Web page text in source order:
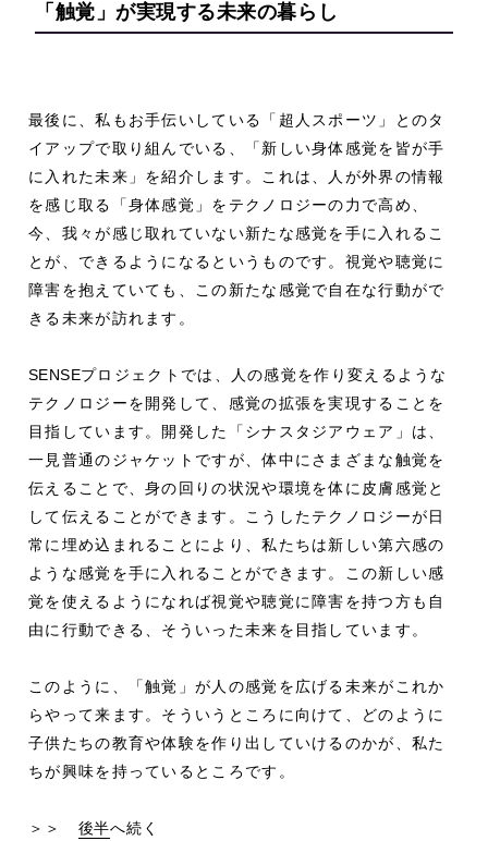
「触覚」が実現する未来の暮らし
最後に、私もお手伝いしている「超人スポーツ」とのタ
イアップで取り組んでいる、「新しい身体感覚を皆が手
に入れた未来」を紹介します。これは、人が外界の情報
を感じ取る「身体感覚」をテクノロジーの力で高め、
今、我々が感じ取れていない新たな感覚を手に入れるこ
とが、できるようになるというものです。視覚や聴覚に
障害を抱えていても、この新たな感覚で自在な行動がで
きる未来が訪れます。
SENSEプロジェクトでは、人の感覚を作り変えるような
テクノロジーを開発して、感覚の拡張を実現することを
目指しています。開発した「シナスタジアウェア」は、
一見普通のジャケットですが、体中にさまざまな触覚を
伝えることで、身の回りの状況や環境を体に皮膚感覚と
して伝えることができます。こうしたテクノロジーが日
常に埋め込まれることにより、私たちは新しい第六感の
ような感覚を手に入れることができます。この新しい感
覚を使えるようになれば視覚や聴覚に障害を持つ方も自
由に行動できる、そういった未来を目指しています。
このように、「触覚」が人の感覚を広げる未来がこれか
らやって来ます。そういうところに向けて、どのように
子供たちの教育や体験を作り出していけるのかが、私た
ちが興味を持っているところです。
＞＞ 後半へ続く